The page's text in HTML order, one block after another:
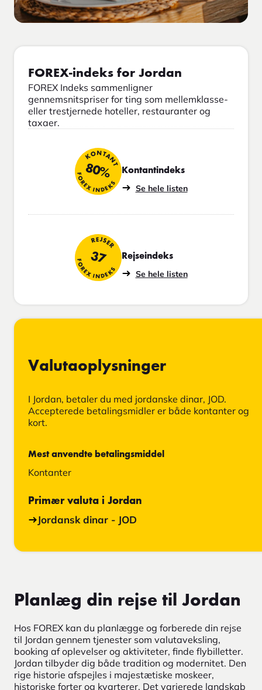
FOREX-indeks for Jordan
FOREX Indeks sammenligner
gennemsnitspriser for ting som mellemklasse-
eller trestjernede hoteller, restauranter og
taxaer.
KONTANT
80%
FOREX INDEKS Kontantindeks
Se hele listen
REJSER
37
FOREX INDEKS Rejseindeks
Se hele listen
Valutaoplysninger
I Jordan, betaler du med jordanske dinar, JOD.
Accepterede betalingsmidler er både kontanter og
kort.
Mest anvendte betalingsmiddel
Kontanter
Primær valuta i Jordan
Jordansk dinar - JOD
Planlæg din rejse til Jordan
Hos FOREX kan du planlægge og forberede din rejse
til Jordan gennem tjenester som valutaveksling,
booking af oplevelser og aktiviteter, finde flybilletter.
Jordan tilbyder dig både tradition og modernitet. Den
rige historie afspejles i majestætiske moskeer,
historiske forter og kvarterer. Det varierede landskab